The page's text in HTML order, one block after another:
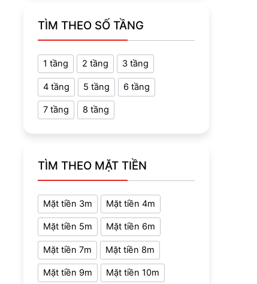
TÌM THEO SỐ TẦNG
1 tầng 2 tầng 3 tầng
4 tầng 5 tầng 6 tầng
7 tầng 8 tầng
TÌM THEO MẶT TIỀN
Mặt tiền 3m Mặt tiền 4m
Mặt tiền 5m Mặt tiền 6m
Mặt tiền 7m Mặt tiền 8m
Mặt tiền 9m Mặt tiền 10m